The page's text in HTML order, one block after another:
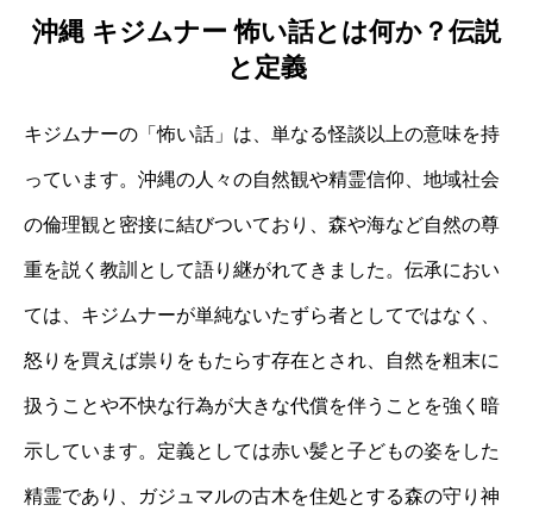
沖縄 キジムナー 怖い話とは何か？伝説
と定義
キジムナーの「怖い話」は、単なる怪談以上の意味を持
っています。沖縄の人々の自然観や精霊信仰、地域社会
の倫理観と密接に結びついており、森や海など自然の尊
重を説く教訓として語り継がれてきました。伝承におい
ては、キジムナーが単純ないたずら者としてではなく、
怒りを買えば祟りをもたらす存在とされ、自然を粗末に
扱うことや不快な行為が大きな代償を伴うことを強く暗
示しています。定義としては赤い髪と子どもの姿をした
精霊であり、ガジュマルの古木を住処とする森の守り神